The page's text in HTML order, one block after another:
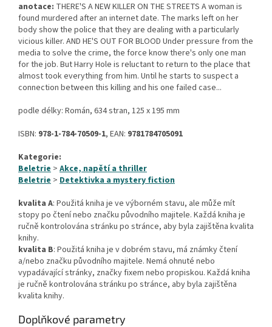
anotace: THERE'S A NEW KILLER ON THE STREETS A woman is
found murdered after an internet date. The marks left on her
body show the police that they are dealing with a particularly
vicious killer. AND HE'S OUT FOR BLOOD Under pressure from the
media to solve the crime, the force know there's only one man
for the job. But Harry Hole is reluctant to return to the place that
almost took everything from him. Until he starts to suspect a
connection between this killing and his one failed case...
podle délky: Román, 634 stran, 125 x 195 mm
ISBN: 978-1-784-70509-1, EAN: 9781784705091
Kategorie:
Beletrie > Akce, napětí a thriller
Beletrie > Detektivka a mystery fiction
kvalita A: Použitá kniha je ve výborném stavu, ale může mít
stopy po čtení nebo značku původního majitele. Každá kniha je
ručně kontrolována stránku po stránce, aby byla zajištěna kvalita
knihy.
kvalita B: Použitá kniha je v dobrém stavu, má známky čtení
a/nebo značku původního majitele. Nemá ohnuté nebo
vypadávající stránky, značky fixem nebo propiskou. Každá kniha
je ručně kontrolována stránku po stránce, aby byla zajištěna
kvalita knihy.
Doplňkové parametry